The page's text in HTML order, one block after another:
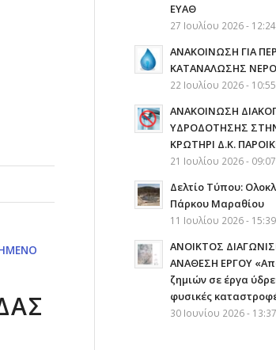
ΕΥΑΘ
27 Ιουλίου 2026 - 12:24
ΑΝΑΚΟΙΝΩΣΗ ΓΙΑ
ΚΑΤΑΝΑΛΩΣΗΣ
22 Ιουλίου 2026 - 10:55
AΝΑΚΟΙΝΩΣΗ
ΥΔΡΟΔΟΤΗΣΗΣ
ΚΡΩΤΗΡΙ Δ.Κ.
21 Ιουλίου 2026 - 09:07
Δελτίο Τύπου:
Πάρκου Μαραθίου
11 Ιουλίου 2026 - 15:39
ΑΝΟΙΚΤΟΣ
ΑΝΑΘΕΣΗ ΕΡΓΟΥ
ζημιών σε έργα
φυσικές
30 Ιουνίου 2026 - 13:37